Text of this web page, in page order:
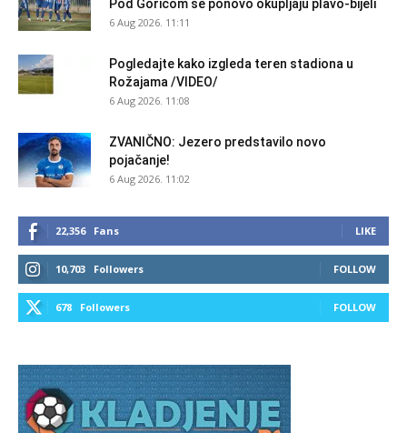
Pod Goricom se ponovo okupljaju plavo-bijeli
6 Aug 2026. 11:11
Pogledajte kako izgleda teren stadiona u
Rožajama /VIDEO/
6 Aug 2026. 11:08
ZVANIČNO: Jezero predstavilo novo
pojačanje!
6 Aug 2026. 11:02
22,356 Fans LIKE
10,703 Followers FOLLOW
678 Followers FOLLOW